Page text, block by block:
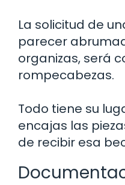
La solicitud de
parecer
organizas, será
rompecabezas.
Todo tiene su
encajas las
de recibir esa